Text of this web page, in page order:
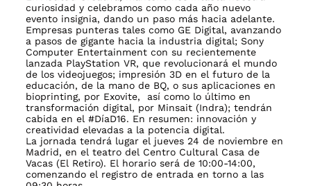
curiosidad y celebramos como cada año nuevo
evento insignia, dando un paso más hacia adelante.
Empresas punteras tales como GE Digital, avanzando
a pasos de gigante hacia la industria digital; Sony
Computer Entertainment con su recientemente
lanzada PlayStation VR, que revolucionará el mundo
de los videojuegos; impresión 3D en el futuro de la
educación, de la mano de BQ, o sus aplicaciones en
bioprinting, por Exovite, así como lo último en
transformación digital, por Minsait (Indra); tendrán
cabida en el #DíaD16. En resumen: innovación y
creatividad elevadas a la potencia digital.
La jornada tendrá lugar el jueves 24 de noviembre en
Madrid, en el teatro del Centro Cultural Casa de
Vacas (El Retiro). El horario será de 10:00-14:00,
comenzando el registro de entrada en torno a las